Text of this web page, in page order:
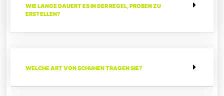
WIE LANGE DAUERT ES IN DER REGEL, PROBEN ZU
ERSTELLEN?
WELCHE ART VON SCHUHEN TRAGEN SIE?